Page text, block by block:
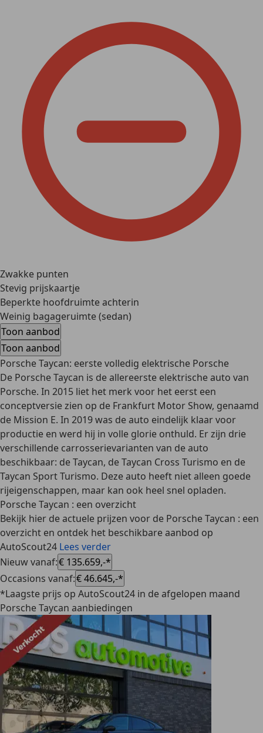
Zwakke punten
Stevig prijskaartje
Beperkte hoofdruimte achterin
Weinig bagageruimte (sedan)
Toon aanbod
Toon aanbod
Porsche Taycan: eerste volledig elektrische Porsche
De Porsche Taycan is deallereerste elektrische auto van
Porsche. In 2015 liet het merk voor het eerst een
conceptversie zien op de Frankfurt Motor Show, genaamd
de Mission E. In 2019 was de auto eindelijk klaar voor
productie en werd hij in volle glorie onthuld. Er zijn drie
verschillende carrosserievarianten van de auto
beschikbaar: de Taycan, de Taycan Cross Turismo en de
Taycan Sport Turismo. Deze auto heeft niet alleen goede
rijeigenschappen, maar kan ook heel snel opladen.
Porsche Taycan : een overzicht
Bekijk hier de actuele prijzen voor de Porsche Taycan : een
overzicht en ontdek het beschikbare aanbod op
AutoScout24 Lees verder
Nieuw vanaf:€ 135.659,-*
Occasions vanaf:€ 46.645,-*
*Laagste prijs op AutoScout24 in de afgelopen maand
Porsche Taycan aanbiedingen